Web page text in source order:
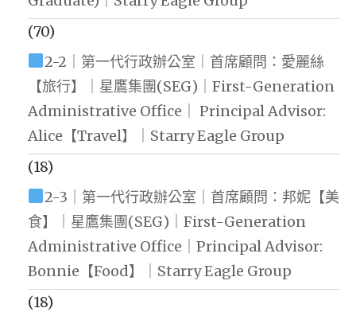
(70)
2-2｜第一代行政辦公室｜首席顧問：愛麗絲
【旅行】｜星鷹集團(SEG)｜First-Generation
Administrative Office｜ Principal Advisor:
Alice【Travel】｜Starry Eagle Group
(18)
2-3｜第一代行政辦公室｜首席顧問：邦妮【美
食】｜星鷹集團(SEG)｜First-Generation
Administrative Office｜Principal Advisor:
Bonnie【Food】｜Starry Eagle Group
(18)